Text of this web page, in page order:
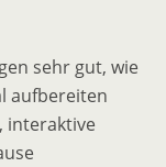
sehr gut, wie
aufbereiten
interaktive